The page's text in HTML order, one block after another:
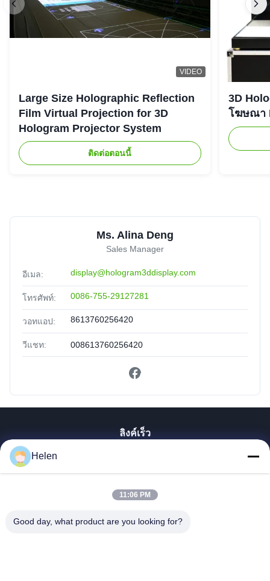
VIDEO
Large Size Holographic Reflection
Film Virtual Projection for 3D
Hologram Projector System
ติดต่อตอนนี้
3D
โฆษณา
Ms. Alina Deng
Sales Manager
อีเมล: display@hologram3ddisplay.com
โทรศัพท์: 0086-755-29127281
วอทแอป: 8613760256420
วีแชท: 008613760256420
ลิงค์เร็ว
สินค้า
เกี่ยวกับเรา
Helen
11:06 PM
Good day, what product are you looking for?